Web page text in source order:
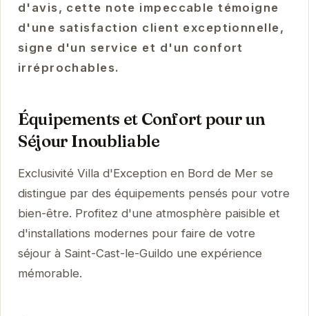
d'avis, cette note impeccable témoigne
d'une satisfaction client exceptionnelle,
signe d'un service et d'un confort
irréprochables.
Équipements et Confort pour un
Séjour Inoubliable
Exclusivité Villa d'Exception en Bord de Mer se
distingue par des équipements pensés pour votre
bien-être. Profitez d'une atmosphère paisible et
d'installations modernes pour faire de votre
séjour à Saint-Cast-le-Guildo une expérience
mémorable.